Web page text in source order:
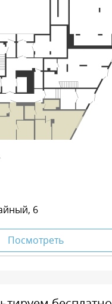
6
Посмотреть